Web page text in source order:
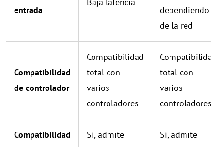
entrada
dependiendo
de la red
Compatibilidad
de controlador
Compatibilidad
total con
varios
controladores
Compatibilidad
total con
varios
controladores
Compatibilidad
Sí, admite
Sí, admite